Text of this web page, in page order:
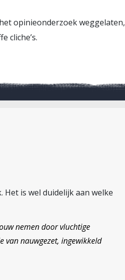
opinieonderzoek weggelaten,
cliche’s.
Het is wel duidelijk aan welke
nemen door vluchtige
van nauwgezet, ingewikkeld